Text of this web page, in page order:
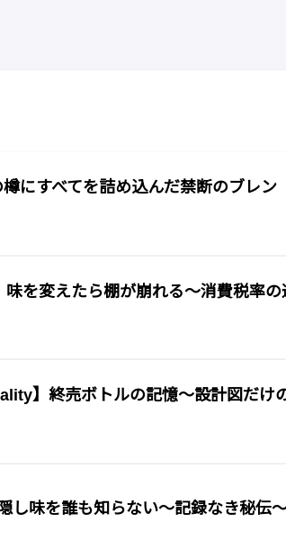
にすべてを詰め込んだ禁断のブレン
を変えたら棚が崩れる〜消費税率の
】終売ボトルの記憶〜設計図だけ
味を誰も知らない〜記録なき秘伝